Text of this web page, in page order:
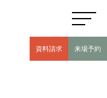
中市 モデルハウス有)
資料請求 来場予約